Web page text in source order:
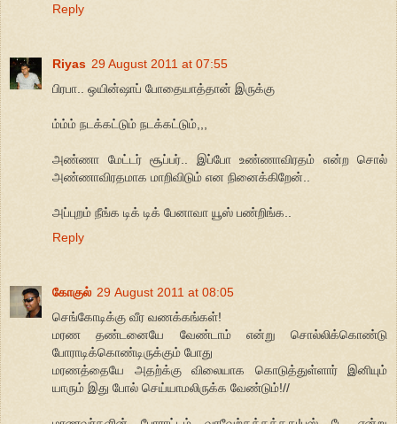
Reply
Riyas 29 August 2011 at 07:55
பிரபா.. ஒயின்ஷாப் போதையாத்தான் இருக்கு
ம்ம்ம் நடக்கட்டும் நடக்கட்டும்,,,
அண்ணா மேட்டர் சூப்பர்.. இப்போ உண்ணாவிரதம் என்ற சொல்
அண்ணாவிரதமாக மாறிவிடும் என நினைக்கிறேன்..
அப்புறம் நீங்க டிக் டிக் பேனாவா யூஸ் பண்றிங்க..
Reply
கோகுல் 29 August 2011 at 08:05
செங்கோடிக்கு வீர வணக்கங்கள்!
மரண தண்டனையே வேண்டாம் என்று சொல்லிக்கொண்டு
போராடிக்கொண்டிருக்கும் போது
மரணத்தையே அதற்க்கு விலையாக கொடுத்துள்ளார் இனியும்
யாரும் இது போல் செய்யாமலிருக்க வேண்டும்!//